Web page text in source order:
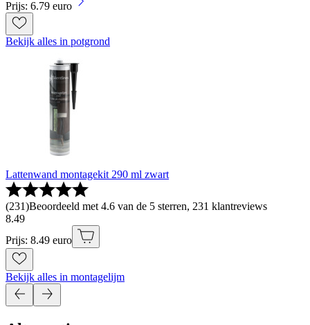
Prijs: 6.79 euro
Bekijk alles in potgrond
Lattenwand montagekit 290 ml zwart
(231)Beoordeeld met 4.6 van de 5 sterren, 231 klantreviews
8.49
Prijs: 8.49 euro
Bekijk alles in montagelijm